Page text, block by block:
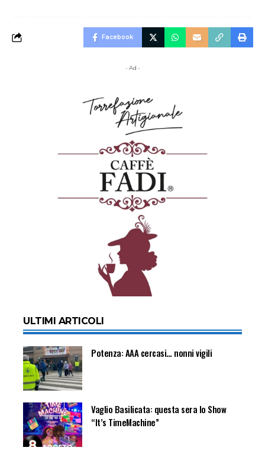
Facebook
- Ad -
ULTIMI ARTICOLI
Potenza: AAA cercasi… nonni vigili
Vaglio Basilicata: questa sera lo Show
“It’s TimeMachine”